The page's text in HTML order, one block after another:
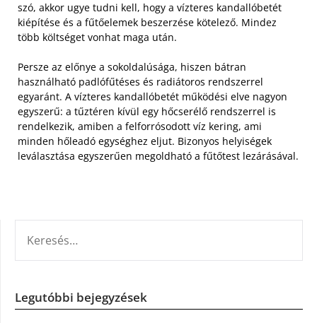
szó, akkor ugye tudni kell, hogy a vízteres kandallóbetét
kiépítése és a fűtőelemek beszerzése kötelező. Mindez
több költséget vonhat maga után.
Persze az előnye a sokoldalúsága, hiszen bátran
használható padlófűtéses és radiátoros rendszerrel
egyaránt. A vízteres kandallóbetét működési elve nagyon
egyszerű: a tűztéren kívül egy hőcserélő rendszerrel is
rendelkezik, amiben a felforrósodott víz kering, ami
minden hőleadó egységhez eljut. Bizonyos helyiségek
leválasztása egyszerűen megoldható a fűtőtest lezárásával.
Legutóbbi bejegyzések